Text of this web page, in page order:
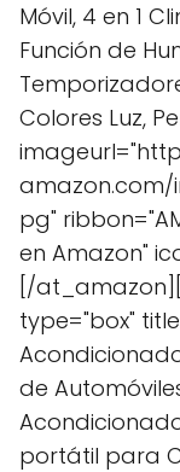
Móvil, 4 en 1
Función de
Colores Luz,
amazon.com/
pg"
en Amazon"
[/
type="box"
de
portátil para